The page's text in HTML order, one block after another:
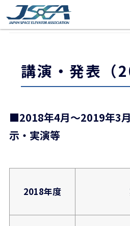
/* 20211016: Need to repair */
講演・発表
講演・発表（
■2018年4月～2019年3
示・実演等
2018年度